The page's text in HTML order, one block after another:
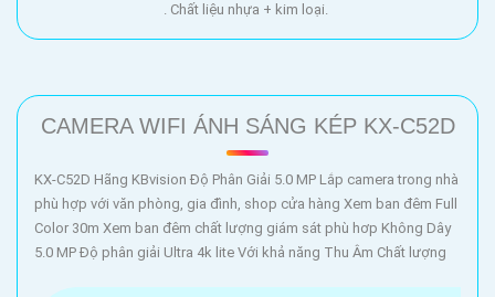
. Chất liệu nhựa + kim loại.
CAMERA WIFI ÁNH SÁNG KÉP KX-C52D
KX-C52D Hãng KBvision Độ Phân Giải 5.0 MP Lắp camera trong nhà
phù hợp với văn phòng, gia đình, shop cửa hàng Xem ban đêm Full
Color 30m Xem ban đêm chất lượng giám sát phù hơp Không Dây
5.0 MP Độ phân giải Ultra 4k lite Với khả năng Thu Âm Chất lượng